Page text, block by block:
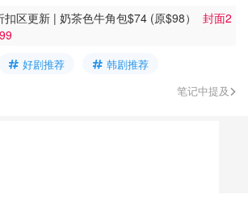
扣区更新 | 奶茶色牛角包$74 (原$98） 封面2
好剧推荐
韩剧推荐
笔记中提及